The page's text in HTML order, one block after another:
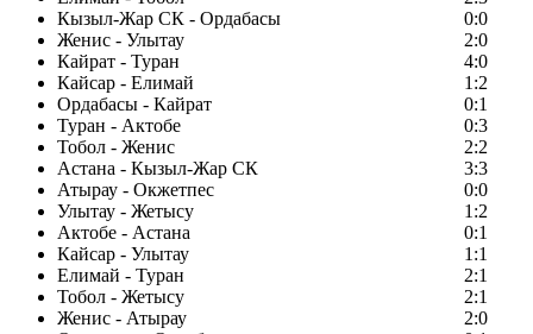
Кызыл-Жар СК - Ордабасы
0:0
Женис - Улытау
2:0
Кайрат - Туран
4:0
Кайсар - Елимай
1:2
Ордабасы - Кайрат
0:1
Туран - Актобе
0:3
Тобол - Женис
2:2
Астана - Кызыл-Жар СК
3:3
Атырау - Окжетпес
0:0
Улытау - Жетысу
1:2
Актобе - Астана
0:1
Кайсар - Улытау
1:1
Елимай - Туран
2:1
Тобол - Жетысу
2:1
Женис - Атырау
2:0